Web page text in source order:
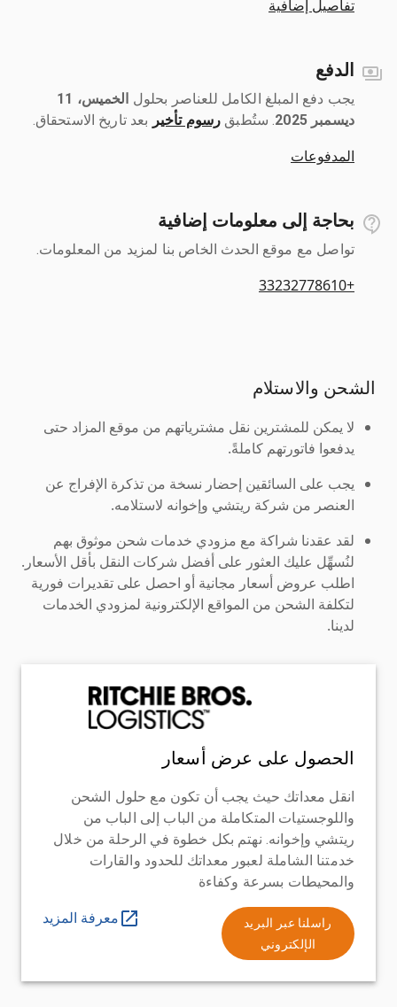
تفاصيل إضافية
الدفع
يجب دفع المبلغ الكامل للعناصر بحلول ‎
الخميس، 11
ديسمبر 2025
‎. ستُطبق رسوم تأخير بعد تاريخ الاستحقاق.
المدفوعات
بحاجة إلى معلومات إضافية
تواصل مع موقع الحدث الخاص بنا لمزيد من المعلومات.
+33232778610
الشحن والاستلام
لا يمكن للمشترين نقل مشترياتهم من موقع المزاد حتى
يدفعوا فاتورتهم كاملةً.
يجب على السائقين إحضار نسخة من تذكرة الإفراج عن
العنصر من شركة ريتشي وإخوانه لاستلامه.
لقد عقدنا شراكة مع مزودي خدمات شحن موثوق بهم
لنُسهِّل عليك العثور على أفضل شركات النقل بأقل الأسعار.
اطلب عروض أسعار مجانية أو احصل على تقديرات فورية
لتكلفة الشحن من المواقع الإلكترونية لمزودي الخدمات
لدينا.
الحصول على عرض أسعار
انقل معداتك حيث يجب أن تكون مع حلول الشحن
واللوجستيات المتكاملة من الباب إلى الباب من
ريتشي وإخوانه. نهتم بكل خطوة في الرحلة من خلال
خدمتنا الشاملة لعبور معداتك للحدود والقارات
والمحيطات بسرعة وكفاءة
راسلنا عبر البريد
الإلكتروني
معرفة المزيد